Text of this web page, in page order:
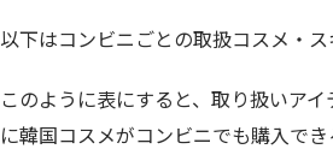
以下はコンビニごとの取扱コスメ・
このように表にすると、取り扱いア
に韓国コスメがコンビニでも購入で